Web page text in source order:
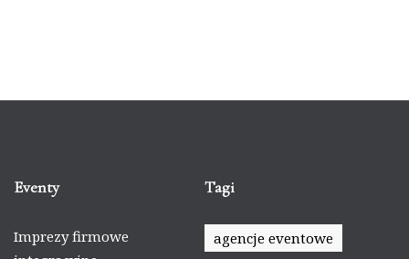
Eventy
Imprezy firmowe
Tagi
agencje eventowe